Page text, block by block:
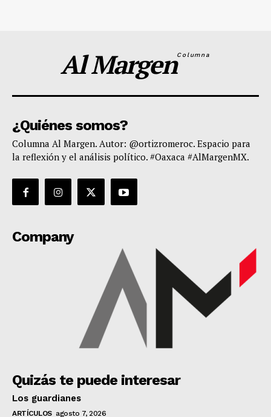
Al MargenColumna
¿Quiénes somos?
Columna Al Margen. Autor: @ortizromeroc. Espacio para
la reflexión y el análisis político. #Oaxaca #AlMargenMX.
Company
Quizás te puede interesar
Los guardianes
ARTÍCULOS agosto 7, 2026